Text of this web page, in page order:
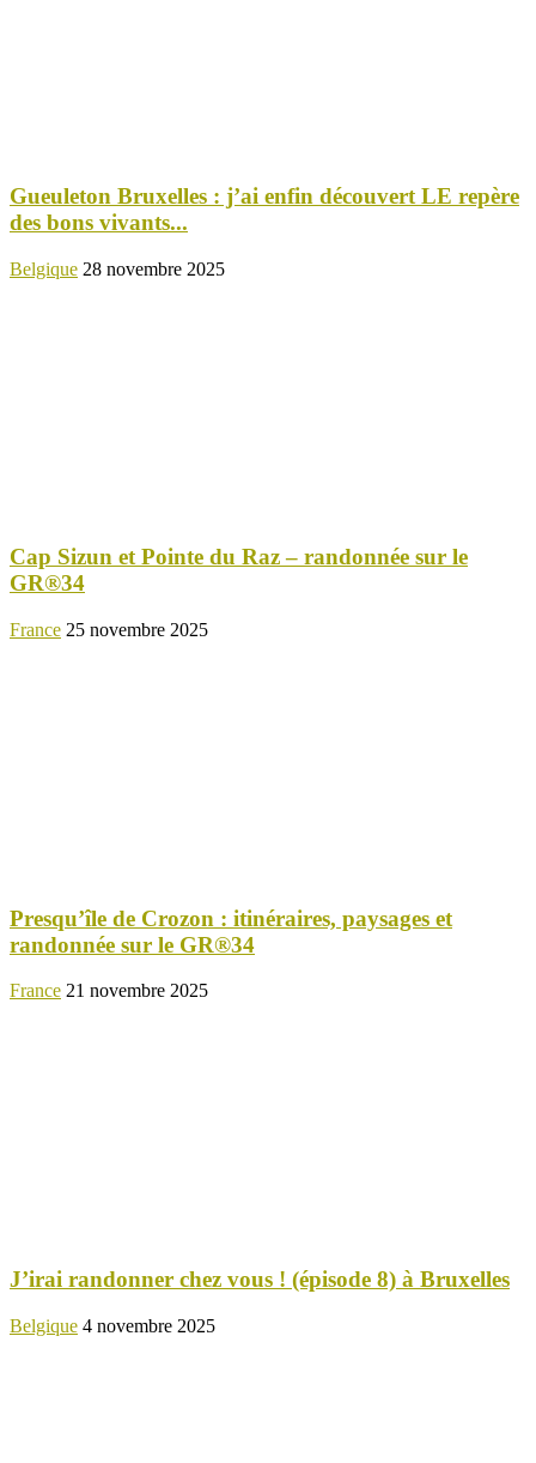
Gueuleton Bruxelles : j’ai enfin découvert LE repère
des bons vivants...
Belgique 28 novembre 2025
Cap Sizun et Pointe du Raz – randonnée sur le
GR®34
France 25 novembre 2025
Presqu’île de Crozon : itinéraires, paysages et
randonnée sur le GR®34
France 21 novembre 2025
J’irai randonner chez vous ! (épisode 8) à Bruxelles
Belgique 4 novembre 2025